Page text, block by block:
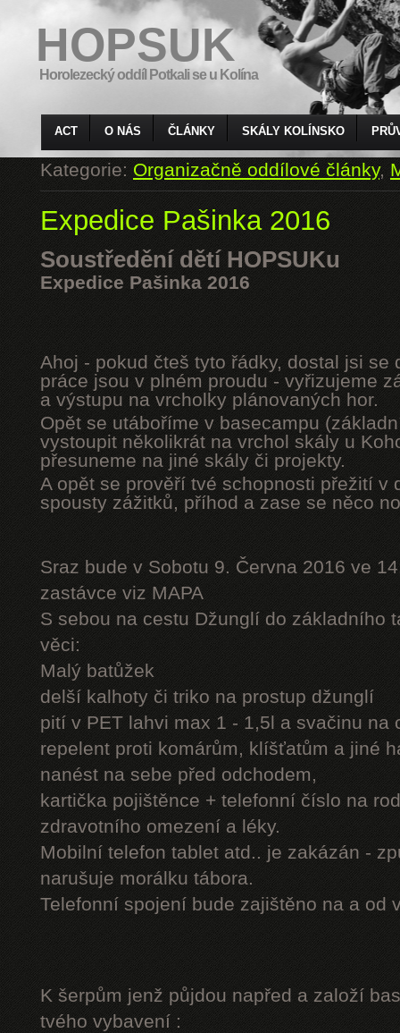
HOPSUK
Horolezecký oddíl Potkali se u Kolína
ACT O NÁS ČLÁNKY SKÁLY KOLÍNSKO
Kategorie:Organizačně oddílové články,
Expedice Pašinka 2016
Soustředění dětí HOPSUKu
Expedice Pašinka 2016
Ahoj - pokud čteš tyto řádky, dostal jsi se
práce jsou v plném proudu - vyřizujeme
a výstupu na vrcholky plánovaných hor.
Opět se utáboříme v basecampu
vystoupit několikrát na vrchol skály u
přesuneme na jiné skály či projekty.
A opět se prověří tvé schopnosti přežití v
spousty zážitků, příhod a zase se něco
Sraz bude v Sobotu 9. Června 2016 ve
zastávce viz MAPA
S sebou na cestu Džunglí do základního
věci:
Malý batůžek
delší kalhoty či triko na prostup džunglí
pití v PET lahvi max 1 - 1,5l a svačinu na
repelent proti komárům, klíšťatům a jiné
nanést na sebe před odchodem,
kartička pojištěnce + telefonní číslo na
zdravotního omezení a léky.
Mobilní telefon tablet atd.. je zakázán -
narušuje morálku tábora.
Telefonní spojení bude zajištěno na a od
K šerpům jenž půjdou napřed a založí
tvého vybavení :